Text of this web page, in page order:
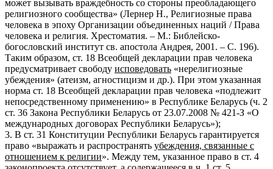
может вызывать враждебность со стороны преобладающего
религиозного сообщества» (Лернер Н., Религиозные права
человека в эпоху Организации объединенных наций / Права
человека и религия. Хрестоматия. – М.: Библейско-
богословский институт св. апостола Андрея, 2001. – С. 196).
Таким образом, ст. 18 Всеобщей декларации прав человека
предусматривает свободу исповедовать «нерелигиозные
убеждения» (атеизм, агностицизм и др.). При этом указанная
норма ст. 18 Всеобщей декларации прав человека «подлежит
непосредственному применению» в Республике Беларусь (ч. 2
ст. 36 Закона Республики Беларусь от 23.07.2008 № 421-З «О
международных договорах Республики Беларусь»);
3. В ст. 31 Конституции Республики Беларусь гарантируется
право «выражать и распространять убеждения, связанные с
отношением к религии». Между тем, указанное право в ст. 4